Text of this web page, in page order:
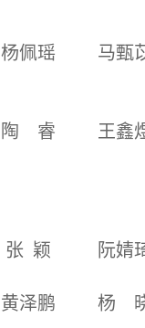
杨佩瑶 马甄
陶 睿 王鑫
张 颖 阮婧
黄泽鹏 杨